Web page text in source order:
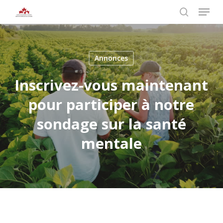
main
content
search
Menu
Annonces
Inscrivez-vous maintenant
pour participer à notre
sondage sur la santé
mentale
Close
Menu